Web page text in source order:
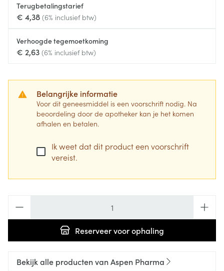
Terugbetalingstarief
€ 4,38 (6% inclusief btw)
Verhoogde tegemoetkoming
€ 2,63 (6% inclusief btw)
Belangrijke informatie
Voor dit geneesmiddel is een voorschrift nodig. Na
beoordeling door de apotheker kan je het komen
afhalen en betalen.
Ik weet dat dit product een voorschrift
vereist.
Reserveervoor ophaling
Bekijk alle producten van Aspen Pharma